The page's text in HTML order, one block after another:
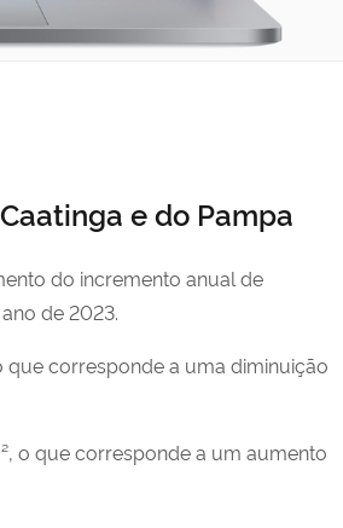
e do Pampa
do incremento anual de
de 2023.
que corresponde a uma diminuição
o que corresponde a um aumento